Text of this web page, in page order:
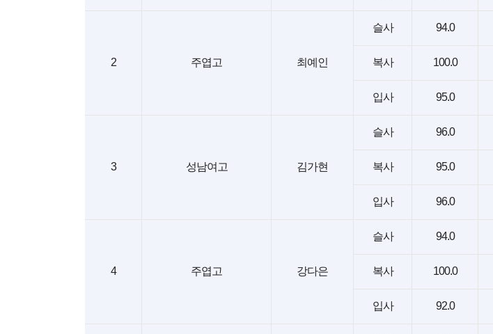
2 주엽고 최예인
슬사 94.0
복사 100.0
입사 95.0
3 성남여고 김가현
슬사 96.0
복사 95.0
입사 96.0
4 주엽고 강다은
슬사 94.0
복사 100.0
입사 92.0